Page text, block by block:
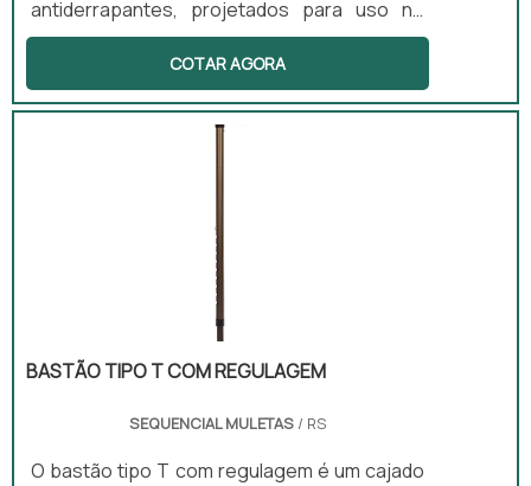
antiderrapantes, projetados para uso no
chuveiro, proporcionando segurança e
conforto durante a higiene pessoal. Esses
produtos são ideais para pessoas com
mobilidade limitada ou em processo de
regulagem de altura, esses bancos atendem
a diferentes necessidades dos usuários.
COTAR AGORA
BASTÃO TIPO T COM REGULAGEM
SEQUENCIAL MULETAS/ RS
O bastão tipo T com regulagem é um cajado